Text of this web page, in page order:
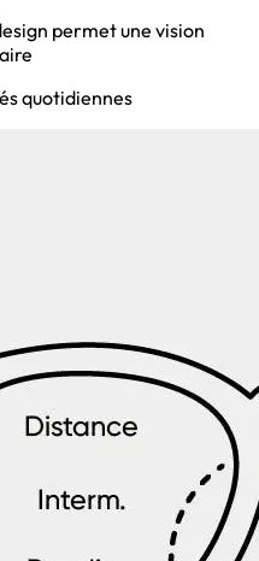
permet une vision
quotidiennes